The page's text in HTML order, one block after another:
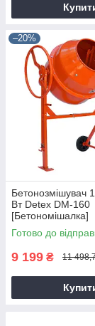
–20%
Бетонозмішувач
Вт Detex DM-160
[Бетономішалка]
Готово до
9 199 ₴ 11